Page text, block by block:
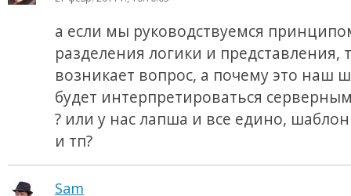
а если мы руководствуемся
разделения логики и представления,
возникает вопрос, а почему это наш
будет интерпретироваться
? или у нас лапша и все едино,
и тп?
Sam